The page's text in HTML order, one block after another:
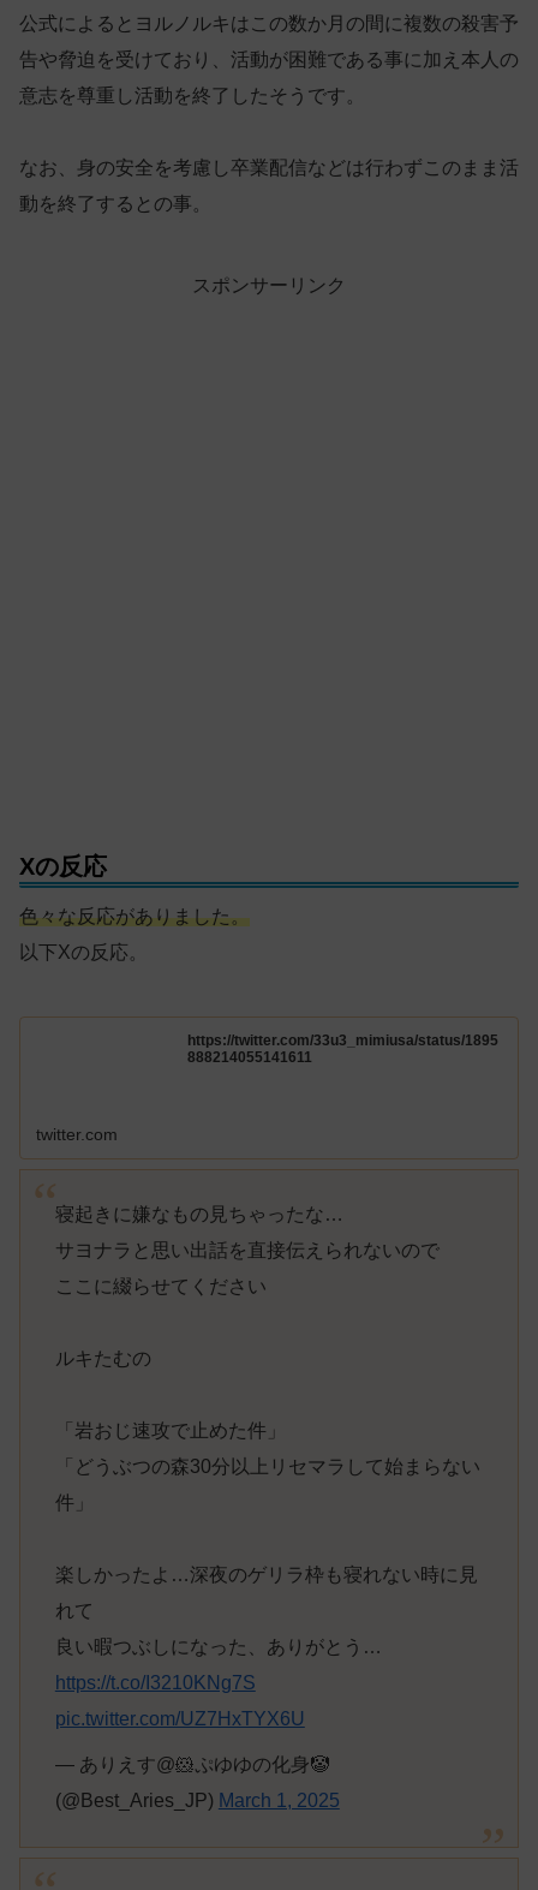
公式によるとヨルノルキはこの数か月の間に複数の殺害予
告や脅迫を受けており、活動が困難である事に加え本人の
意志を尊重し活動を終了したそうです。
なお、身の安全を考慮し卒業配信などは行わずこのまま活
動を終了するとの事。
スポンサーリンク
Xの反応
色々な反応がありました。
以下Xの反応。
https://twitter.com/33u3_mimiusa/status/1895
888214055141611
twitter.com
寝起きに嫌なもの見ちゃったな…
サヨナラと思い出話を直接伝えられないので
ここに綴らせてください
ルキたむの
「岩おじ速攻で止めた件」
「どうぶつの森30分以上リセマラして始まらない
件」
楽しかったよ…深夜のゲリラ枠も寝れない時に見
れて
良い暇つぶしになった、ありがとう…
https://t.co/I3210KNg7S
pic.twitter.com/UZ7HxTYX6U
— ありえす@🐹ぷゆゆの化身🤡
(@Best_Aries_JP) March 1, 2025